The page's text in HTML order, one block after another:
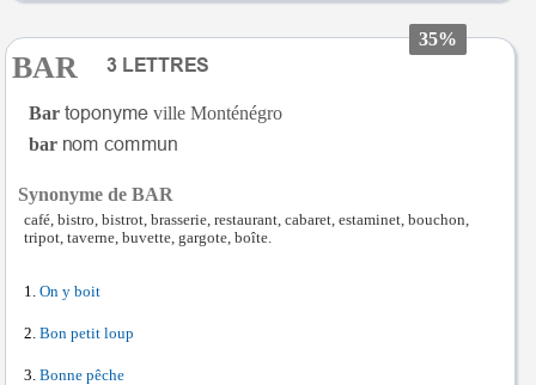
35%
BAR
Bar
ville Monténégro
bar
Synonyme de BAR
café, bistro, bistrot, brasserie, restaurant, cabaret, estaminet, bouchon,
tripot, taverne, buvette, gargote, boîte.
On y boit
Bon petit loup
Bonne pêche